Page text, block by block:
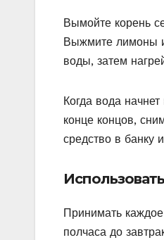
Вымойте корень
Выжмите лимоны
воды, затем
Когда вода
конце концов,
средство в банку
Принимать
полчаса до